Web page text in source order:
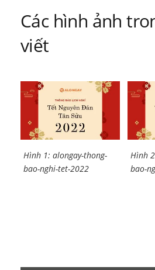
viết
Các hình ảnh
viết
Hình 1: alongay-thong-
bao-nghi-tet-2022
Hình
bao-